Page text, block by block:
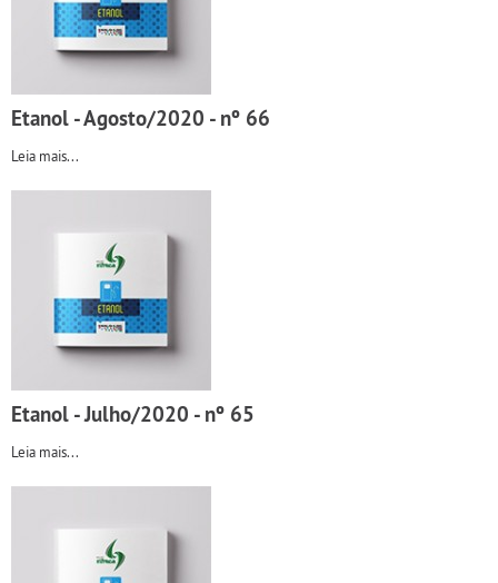
Etanol - Agosto/2020 - nº 66
Leia mais...
Etanol - Julho/2020 - nº 65
Leia mais...